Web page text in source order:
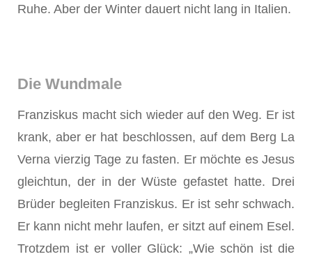
Ruhe. Aber der Winter dauert nicht lang in Italien.
Die Wundmale
Franziskus macht sich wieder auf den Weg. Er ist
krank, aber er hat beschlossen, auf dem Berg La
Verna vierzig Tage zu fasten. Er möchte es Jesus
gleichtun, der in der Wüste gefastet hatte. Drei
Brüder begleiten Franziskus. Er ist sehr schwach.
Er kann nicht mehr laufen, er sitzt auf einem Esel.
Trotzdem ist er voller Glück: „Wie schön ist die